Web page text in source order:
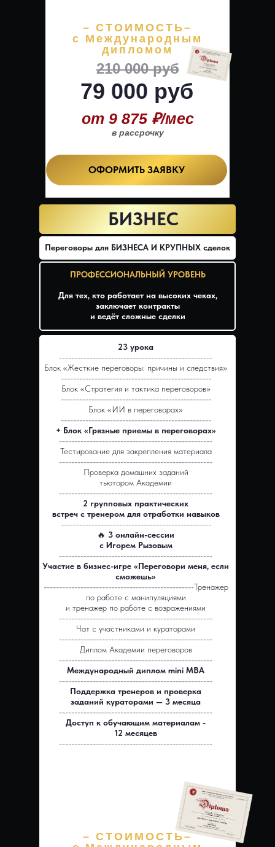
23 урока
--------------------------------------------------
Блок «Жесткие переговоры: причины и следствия»
-------------------------------------------------
Блок «Стратегия и тактика переговоров»
-------------------------------------------------
Блок «ИИ в переговорах»
-------------------------------------------------
+ Блок «Грязные приемы в переговорах»
--------------------------------------------------
Тестирование для закрепления материала
--------------------------------------------------
Проверка домашних заданий
тьютором Академии
--------------------------------------------------
2 групповых практических
встреч с тренером для отработки навыков
-------------------------------------------------
🔥 3 онлайн-сессии
с Игорем Рызовым
--------------------------------------------------
Участие в бизнес-игре «Переговори меня, если
сможешь»
-------------------------------------------------Тренажер
по работе с манипуляциями
и тренажер по работе с возражениями
--------------------------------------------------
Чат с участниками и кураторами
--------------------------------------------------
Диплом Академии переговоров
--------------------------------------------------
Международный диплом mini MBA
--------------------------------------------------
Поддержка тренеров и проверка
заданий кураторами — 3 месяца
--------------------------------------------------
Доступ к обучающим материалам -
12 месяцев
--------------------------------------------------
Переговоры для БИЗНЕСА И КРУПНЫХ сделок
ПРОФЕССИОНАЛЬНЫЙ УРОВЕНЬ
Для тех, кто работает на высоких чеках,
заключает контракты
и ведёт сложные сделки
– СТОИМОСТЬ–
БИЗНЕС
в рассрочку
от 9 875 ₽/мес
79 000 руб
210 000 руб
– СТОИМОСТЬ–
с Международным
дипломом
ОФОРМИТЬ ЗАЯВКУ